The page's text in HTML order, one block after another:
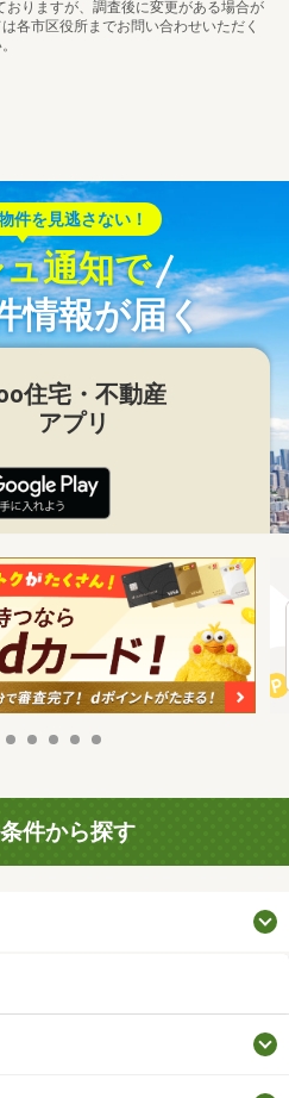
りますが、調査後に変更がある場合が
各市区役所までお問い合わせいただく
件を見逃さない！
通知で
情報が届く
住宅・不動産
アプリ
件から探す